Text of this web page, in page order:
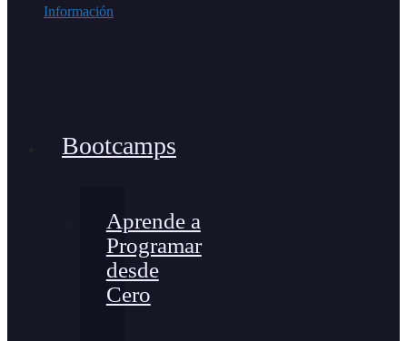
Información
Bootcamps
Aprende a
Programar
desde
Cero